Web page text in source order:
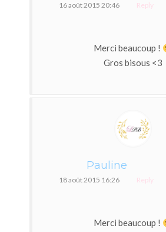
16 août 2015 20:46 Reply
Merci beaucoup !
Gros bisous <3
Pauline
18 août 2015 16:26 Reply
Merci beaucoup !